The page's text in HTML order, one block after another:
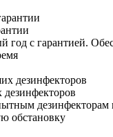
год с гарантией.
дезинфекторам
обстановку